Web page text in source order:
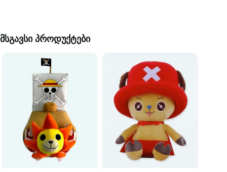
მსგავსი პროდუქტები